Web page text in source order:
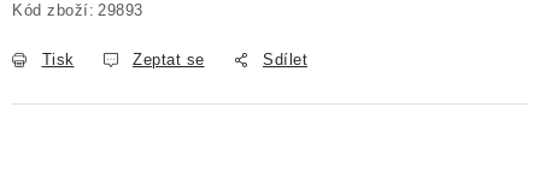
Kód zboží: 29893
Tisk Zeptat se Sdílet